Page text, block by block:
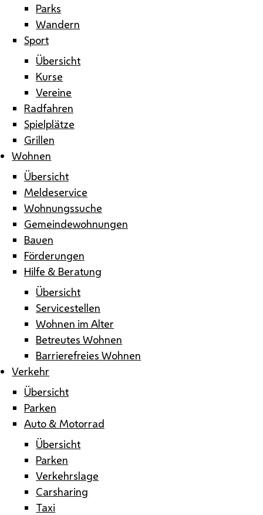
Parks
Wandern
Sport
Übersicht
Kurse
Vereine
Radfahren
Spielplätze
Grillen
Wohnen
Übersicht
Meldeservice
Wohnungssuche
Gemeindewohnungen
Bauen
Förderungen
Hilfe & Beratung
Übersicht
Servicestellen
Wohnen im Alter
Betreutes Wohnen
Barrierefreies Wohnen
Verkehr
Übersicht
Parken
Auto & Motorrad
Übersicht
Parken
Verkehrslage
Carsharing
Taxi